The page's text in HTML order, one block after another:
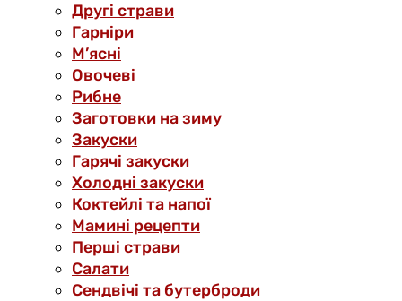
Другі страви
Гарніри
М’ясні
Овочеві
Рибне
Заготовки на зиму
Закуски
Гарячі закуски
Холодні закуски
Коктейлі та напої
Мамині рецепти
Перші страви
Салати
Сендвічі та бутерброди